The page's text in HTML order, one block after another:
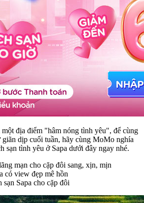
địa điểm "hâm nóng tình yêu", để cùng
dịp cuối tuần, hãy cùng MoMo nghía
sạn tình yêu ở Sapa dưới đây ngay nhé.
mạn cho cặp đôi sang, xịn, mịn
có view đẹp mê hồn
Sapa cho cặp đôi